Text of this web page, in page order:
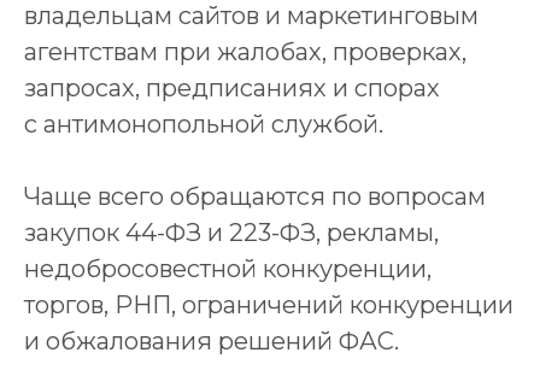
владельцам сайтов и маркетинговым
агентствам при жалобах, проверках,
запросах, предписаниях и спорах
с антимонопольной службой.
Чаще всего обращаются по вопросам
закупок 44-ФЗ и 223-ФЗ, рекламы,
недобросовестной конкуренции,
торгов, РНП, ограничений конкуренции
и обжалования решений ФАС.